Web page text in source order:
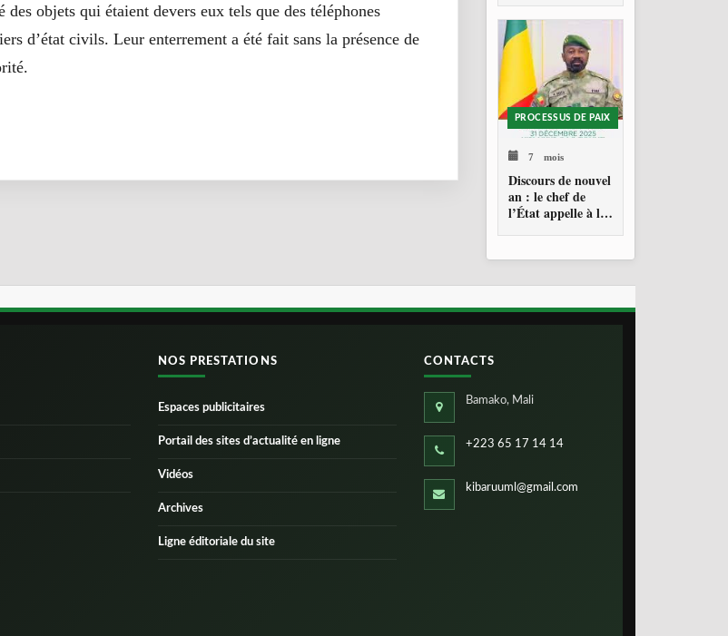
objets qui étaient devers eux tels que des téléphones
d’état civils. Leur enterrement a été fait sans la présence de
américaine au
Venezuela
PROCESSUS DE PAIX
7 mois
Discours de nouvel
an : le chef de
l’État appelle à la
NOS PRESTATIONS
Espaces publicitaires
Portail des sites d’actualité en ligne
Vidéos
Archives
Ligne éditoriale du site
CONTACTS
Bamako, Mali
+223 65 17 14 14
kibaruuml@gmail.com